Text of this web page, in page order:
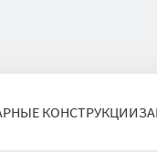
КОНСТРУКЦИИ